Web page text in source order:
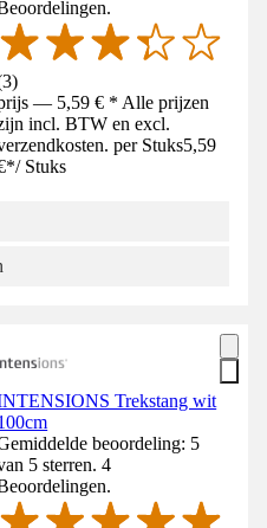
3)
— 5,59 € * Alle prijzen
incl. BTW en excl.
per Stuks5,59
*/ Stuks
Trekstang wit
beoordeling: 5
5 sterren. 4